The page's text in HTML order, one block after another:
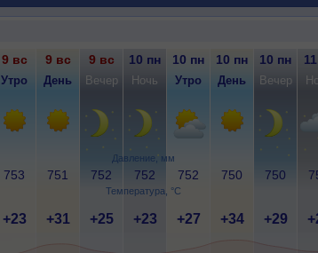
Давление, мм
Температура, °C
9 вс 9 вс 9 вс 10 пн 10 пн 10 пн 10 пн
Утро День Вечер Ночь Утро День Вечер
753 751 752 752 752 750 750
+23 +31 +25 +23 +27 +34 +29